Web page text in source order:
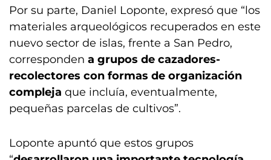
Por su parte, Daniel Loponte, expresó que “los
materiales arqueológicos recuperados en este
nuevo sector de islas, frente a San Pedro,
corresponden a grupos de cazadores-
recolectores con formas de organización
compleja que incluía, eventualmente,
pequeñas parcelas de cultivos”.
Loponte apuntó que estos grupos